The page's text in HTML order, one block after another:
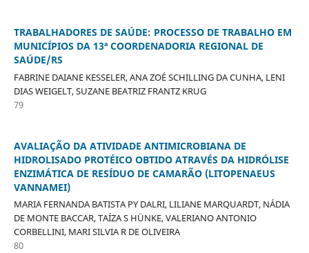
TRABALHADORES DE SAÚDE: PROCESSO DE TRABALHO EM
MUNICÍPIOS DA 13ª COORDENADORIA REGIONAL DE
SAÚDE/RS
FABRINE DAIANE KESSELER, ANA ZOÉ SCHILLING DA CUNHA, LENI
DIAS WEIGELT, SUZANE BEATRIZ FRANTZ KRUG
79
AVALIAÇÃO DA ATIVIDADE ANTIMICROBIANA DE
HIDROLISADO PROTÉICO OBTIDO ATRAVÉS DA HIDRÓLISE
ENZIMÁTICA DE RESÍDUO DE CAMARÃO (LITOPENAEUS
VANNAMEI)
MARIA FERNANDA BATISTA PY DALRI, LILIANE MARQUARDT, NÁDIA
DE MONTE BACCAR, TAÍZA S HÜNKE, VALERIANO ANTONIO
CORBELLINI, MARI SILVIA R DE OLIVEIRA
80